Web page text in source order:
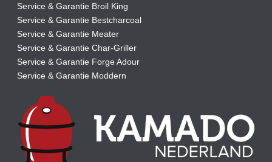
Service & Garantie Broil King
Service & Garantie Bestcharcoal
Service & Garantie Meater
Service & Garantie Char-Griller
Service & Garantie Forge Adour
Service & Garantie Moddern